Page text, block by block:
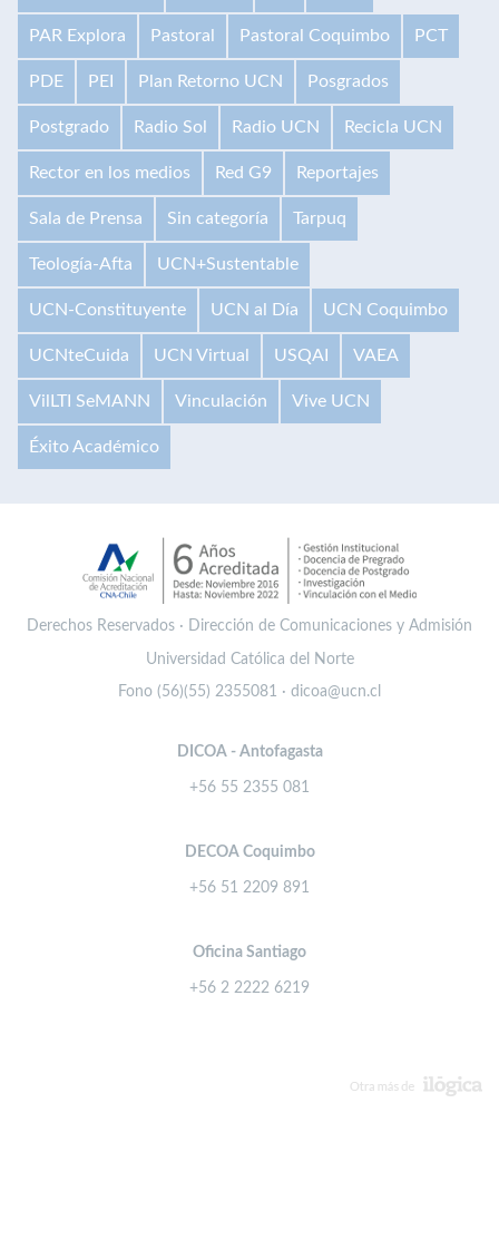
PAR Explora Pastoral Pastoral Coquimbo PCT
PDE PEI Plan Retorno UCN Posgrados
Postgrado Radio Sol Radio UCN Recicla UCN
Rector en los medios Red G9 Reportajes
Sala de Prensa Sin categoría Tarpuq
Teología-Afta UCN+Sustentable
UCN-Constituyente UCN al Día UCN Coquimbo
UCNteCuida UCN Virtual USQAI VAEA
VilLTI SeMANN Vinculación Vive UCN
Éxito Académico
Derechos Reservados · Dirección de Comunicaciones y Admisión
Universidad Católica del Norte
Fono (56)(55) 2355081 · dicoa@ucn.cl
DICOA - Antofagasta
+56 55 2355 081
DECOA Coquimbo
+56 51 2209 891
Oficina Santiago
+56 2 2222 6219